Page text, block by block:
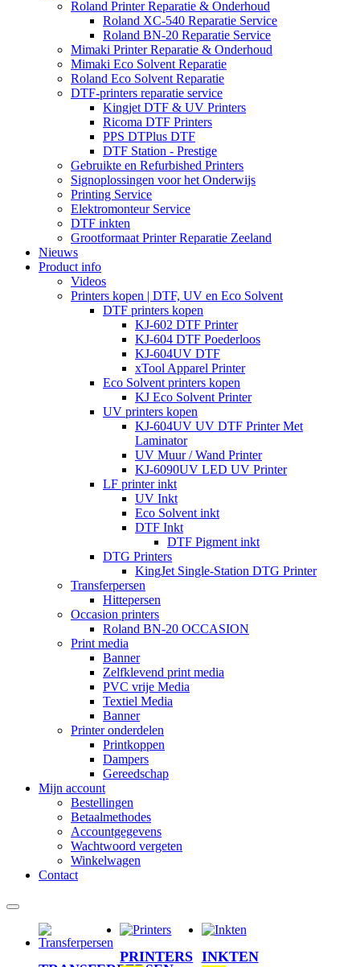
Roland Printer Reparatie & Onderhoud
Roland XC-540 Reparatie Service
Roland BN-20 Reparatie Service
Mimaki Printer Reparatie & Onderhoud
Mimaki Eco Solvent Reparatie
Roland Eco Solvent Reparatie
DTF-printers reparatie service
Kingjet DTF & UV Printers
Ricoma DTF Printers
PPS DTPlus DTF
DTF Station - Prestige
Gebruikte en Refurbished Printers
Signoplossingen voor het Onderwijs
Printing Service
Elektromonteur Service
DTF inkten
Grootformaat Printer Reparatie Zeeland
Nieuws
Product info
Videos
Printers kopen | DTF, UV en Eco Solvent
DTF printers kopen
KJ-602 DTF Printer
KJ-604 DTF Poederloos
KJ-604UV DTF
xTool Apparel Printer
Eco Solvent printers kopen
KJ Eco Solvent Printer
UV printers kopen
KJ-604UV UV DTF Printer Met
Laminator
UV Muur / Wand Printer
KJ-6090UV LED UV Printer
LF printer inkt
UV Inkt
Eco Solvent inkt
DTF Inkt
DTF Pigment inkt
DTG Printers
KingJet Single-Station DTG Printer
Transferpersen
Hittepersen
Occasion printers
Roland BN-20 OCCASION
Print media
Banner
Zelfklevend print media
PVC vrije Media
Textiel Media
Banner
Printer onderdelen
Printkoppen
Dampers
Gereedschap
Mijn account
Bestellingen
Betaalmethodes
Accountgegevens
Wachtwoord vergeten
Winkelwagen
Contact
PRINTERS INKTEN